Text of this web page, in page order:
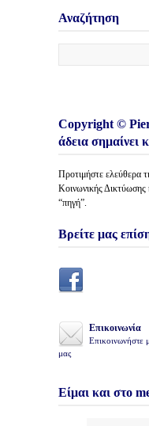
Άρθρων
Αναζήτηση
Copyright ©
άδεια σημαίνει
Προτιμήστε
Κοινωνικής Δικτύωσης
“πηγή”.
Βρείτε μας
Επικοινωνία
Επικοινωνήστε
μας
Είμαι και στο